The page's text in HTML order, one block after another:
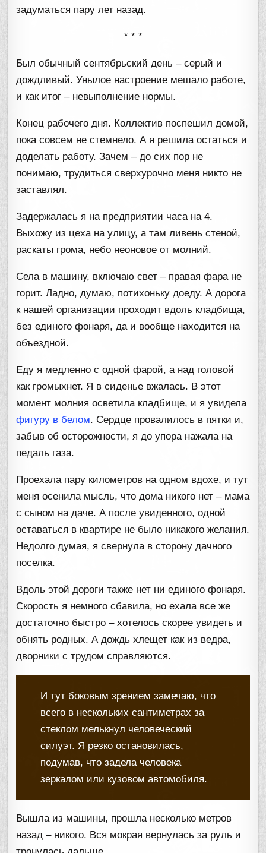
задуматься пару лет назад.
* * *
Был обычный сентябрьский день – серый и
дождливый. Унылое настроение мешало работе,
и как итог – невыполнение нормы.
Конец рабочего дня. Коллектив поспешил домой,
пока совсем не стемнело. А я решила остаться и
доделать работу. Зачем – до сих пор не
понимаю, трудиться сверхурочно меня никто не
заставлял.
Задержалась я на предприятии часа на 4.
Выхожу из цеха на улицу, а там ливень стеной,
раскаты грома, небо неоновое от молний.
Села в машину, включаю свет – правая фара не
горит. Ладно, думаю, потихоньку доеду. А дорога
к нашей организации проходит вдоль кладбища,
без единого фонаря, да и вообще находится на
объездной.
Еду я медленно с одной фарой, а над головой
как громыхнет. Я в сиденье вжалась. В этот
момент молния осветила кладбище, и я увидела
фигуру в белом. Сердце провалилось в пятки и,
забыв об осторожности, я до упора нажала на
педаль газа.
Проехала пару километров на одном вдохе, и тут
меня осенила мысль, что дома никого нет – мама
с сыном на даче. А после увиденного, одной
оставаться в квартире не было никакого желания.
Недолго думая, я свернула в сторону дачного
поселка.
Вдоль этой дороги также нет ни единого фонаря.
Скорость я немного сбавила, но ехала все же
достаточно быстро – хотелось скорее увидеть и
обнять родных. А дождь хлещет как из ведра,
дворники с трудом справляются.
И тут боковым зрением замечаю, что
всего в нескольких сантиметрах за
стеклом мелькнул человеческий
силуэт. Я резко остановилась,
подумав, что задела человека
зеркалом или кузовом автомобиля.
Вышла из машины, прошла несколько метров
назад – никого. Вся мокрая вернулась за руль и